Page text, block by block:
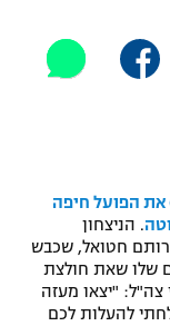
. הניצחון
חטואל, שכבש
שלו שאת חולצת
"יצאו מעזה
להעלות לכם